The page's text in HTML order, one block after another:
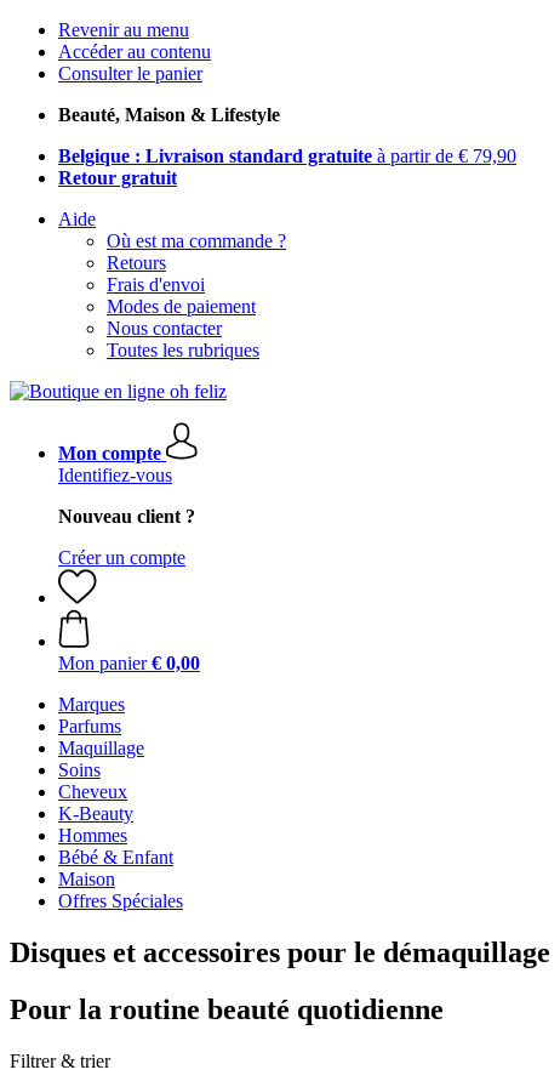
Revenir au menu
Accéder au contenu
Consulter le panier
Beauté, Maison & Lifestyle
Belgique : Livraison standard gratuite à partir de € 79,90
Retour gratuit
Aide
Où est ma commande ?
Retours
Frais d'envoi
Modes de paiement
Nous contacter
Toutes les rubriques
Mon compte
Identifiez-vous
Nouveau client ?
Créer un compte
Mon panier € 0,00
Marques
Parfums
Maquillage
Soins
Cheveux
K-Beauty
Hommes
Bébé & Enfant
Maison
Offres Spéciales
Disques et accessoires pour le démaquillage
Pour la routine beauté quotidienne
Filtrer & trier